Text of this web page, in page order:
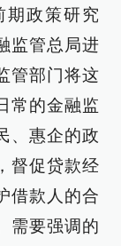
期政策研究
监管总局进
管部门将这
常的金融监
、惠企的政
督促贷款经
借款人的合
需要强调的